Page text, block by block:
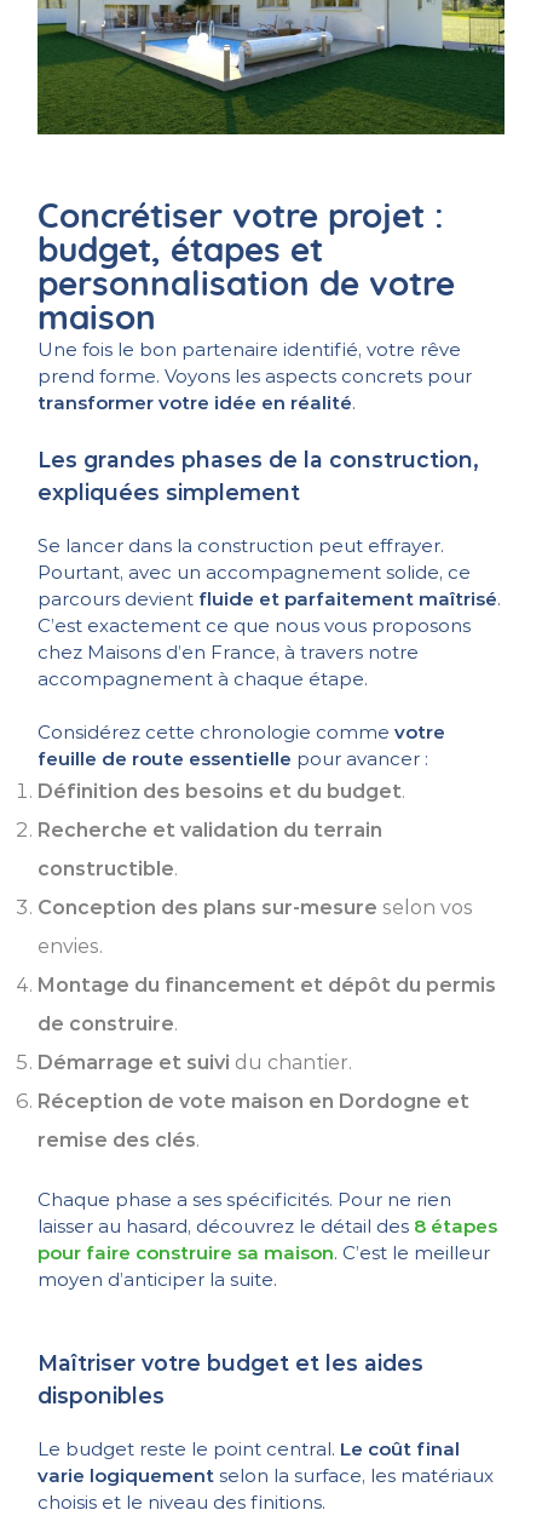
Concrétiser votre projet :
budget, étapes et
personnalisation de votre
maison
Une fois le bon partenaire identifié, votre rêve
prend forme. Voyons les aspects concrets pour
transformer votre idée en réalité.
Les grandes phases de la construction,
expliquées simplement
Se lancer dans la construction peut effrayer.
Pourtant, avec un accompagnement solide, ce
parcours devient fluide et parfaitement maîtrisé.
C’est exactement ce que nous vous proposons
chez Maisons d’en France, à travers notre
accompagnement à chaque étape.
Considérez cette chronologie commevotre
feuille de route essentielle pour avancer :
Définition des besoins et du budget.
Recherche et validation du terrain
constructible.
Conception des plans sur-mesure selon vos
envies.
Montage du financement et dépôt du permis
de construire.
Démarrage et suivi du chantier.
Réception de vote maison en Dordogne et
remise des clés.
Chaque phase a ses spécificités. Pour ne rien
laisser au hasard, découvrez le détail des 8 étapes
pour faire construire sa maison. C’est le meilleur
moyen d’anticiper la suite.
Maîtriser votre budget et les aides
disponibles
Le budget reste le point central. Le coût final
varie logiquement selon la surface, les matériaux
choisis et le niveau des finitions.